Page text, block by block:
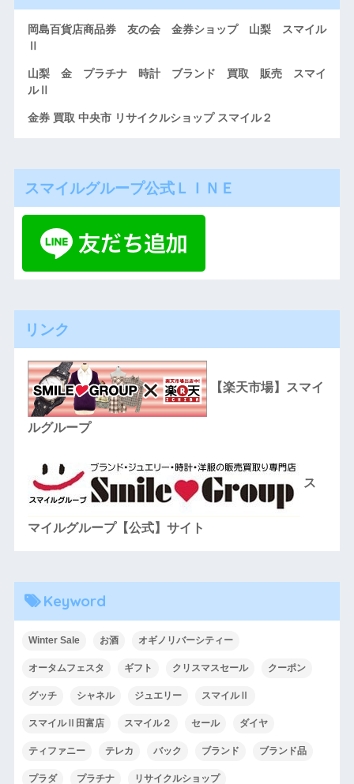
岡島百貨店商品券 友の会 金券ショップ 山梨 スマイル
Ⅱ
山梨 金 プラチナ 時計 ブランド 買取 販売 スマイ
ルⅡ
金券 買取 中央市 リサイクルショップ スマイル２
スマイルグループ公式ＬＩＮＥ
リンク
【楽天市場】スマイ
ルグループ
ス
マイルグループ【公式】サイト
Keyword
Winter Sale お酒 オギノリバーシティー
オータムフェスタ ギフト クリスマスセール クーポン
グッチ シャネル ジュエリー スマイルⅡ
スマイルⅡ田富店 スマイル２ セール ダイヤ
ティファニー テレカ バック ブランド ブランド品
プラダ プラチナ リサイクルショップ